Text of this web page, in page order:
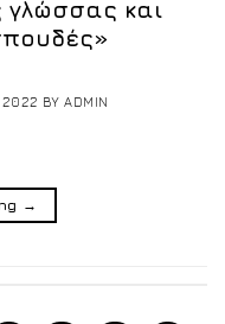
και
2022 BYADMIN
→